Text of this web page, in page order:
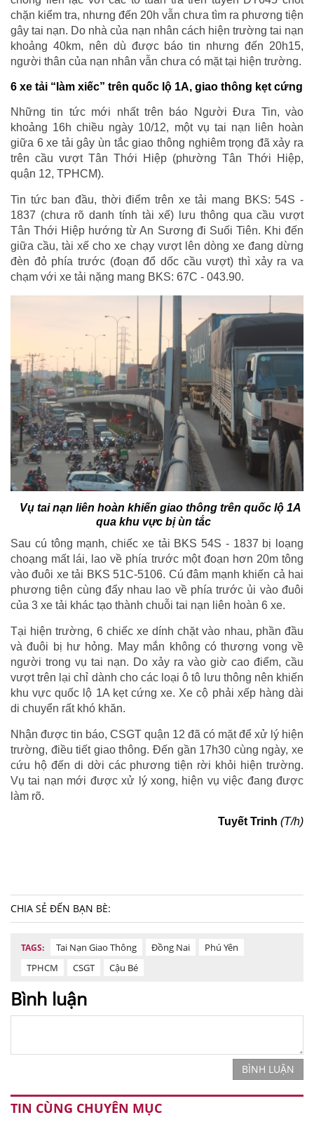
chặn kiểm tra, nhưng đến 20h vẫn chưa tìm ra phương tiện
gây tai nạn. Do nhà của nạn nhân cách hiện trường tai nạn
khoảng 40km, nên dù được báo tin nhưng đến 20h15,
người thân của nạn nhân vẫn chưa có mặt tại hiện trường.
6 xe tải “làm xiếc” trên quốc lộ 1A, giao thông kẹt cứng
Những tin tức mới nhất trên báo Người Đưa Tin, vào
khoảng 16h chiều ngày 10/12, một vụ tai nạn liên hoàn
giữa 6 xe tải gây ùn tắc giao thông nghiêm trọng đã xảy ra
trên cầu vượt Tân Thới Hiệp (phường Tân Thới Hiệp,
quận 12, TPHCM).
Tin tức ban đầu, thời điểm trên xe tải mang BKS: 54S -
1837 (chưa rõ danh tính tài xế) lưu thông qua cầu vượt
Tân Thới Hiệp hướng từ An Sương đi Suối Tiên. Khi đến
giữa cầu, tài xế cho xe chạy vượt lên dòng xe đang dừng
đèn đỏ phía trước (đoạn đổ dốc cầu vượt) thì xảy ra va
chạm với xe tải nặng mang BKS: 67C - 043.90.
Vụ tai nạn liên hoàn khiến giao thông trên quốc lộ 1A
qua khu vực bị ùn tắc
Sau cú tông mạnh, chiếc xe tải BKS 54S - 1837 bị loạng
choạng mất lái, lao về phía trước một đoạn hơn 20m tông
vào đuôi xe tải BKS 51C-5106. Cú đâm mạnh khiến cả hai
phương tiện cùng đẩy nhau lao về phía trước ủi vào đuôi
của 3 xe tải khác tạo thành chuỗi tai nạn liên hoàn 6 xe.
Tại hiện trường, 6 chiếc xe dính chặt vào nhau, phần đầu
và đuôi bị hư hỏng. May mắn không có thương vong về
người trong vụ tai nạn. Do xảy ra vào giờ cao điểm, cầu
vượt trên lại chỉ dành cho các loại ô tô lưu thông nên khiến
khu vực quốc lộ 1A kẹt cứng xe. Xe cộ phải xếp hàng dài
di chuyển rất khó khăn.
Nhận được tin báo, CSGT quận 12 đã có mặt để xử lý hiện
trường, điều tiết giao thông. Đến gần 17h30 cùng ngày, xe
cứu hộ đến di dời các phương tiện rời khỏi hiện trường.
Vụ tai nạn mới được xử lý xong, hiện vụ việc đang được
làm rõ.
Tuyết Trinh (T/h)
CHIA SẺ ĐẾN BẠN BÈ:
TAGS: Tai Nạn Giao Thông Đồng Nai
Phú Yên
TPHCM
CSGT Cậu Bé
Bình luận
BÌNH LUẬN
TIN CÙNG CHUYÊN MỤC